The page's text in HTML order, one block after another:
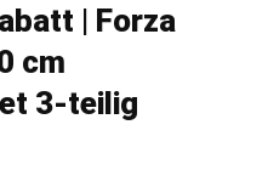
| Forza
cm
3-teilig